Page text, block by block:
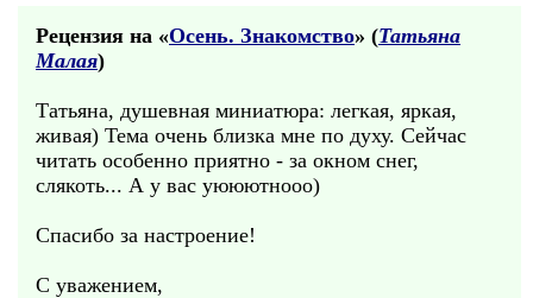
Рецензия на «Осень. Знакомство» (Татьяна
Малая)
Татьяна, душевная миниатюра: легкая, яркая,
живая) Тема очень близка мне по духу. Сейчас
читать особенно приятно - за окном снег,
слякоть... А у вас уююютнооо)
Спасибо за настроение!
С уважением,